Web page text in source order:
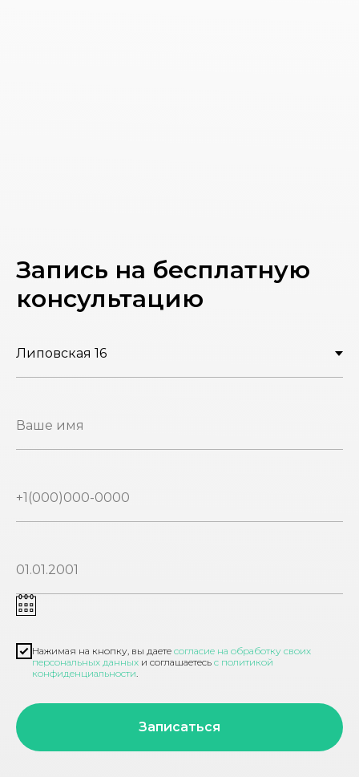
Запись на бесплатную
консультацию
Нажимая на кнопку, вы даете согласие на обработку своих
персональных данных и соглашаетесь с политикой
конфиденциальности.
Записаться